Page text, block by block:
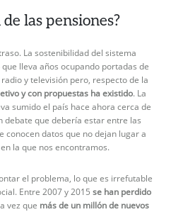
las pensiones?
La sostenibilidad del sistema
lleva años ocupando portadas de
y televisión pero, respecto de la
y con propuestas ha existido. La
sumido el país hace ahora cerca de
debate que debería estar entre las
conocen datos que no dejan lugar a
la que nos encontramos.
el problema, lo que es irrefutable
Entre 2007 y 2015 se han perdido
vez que más de un millón de nuevos